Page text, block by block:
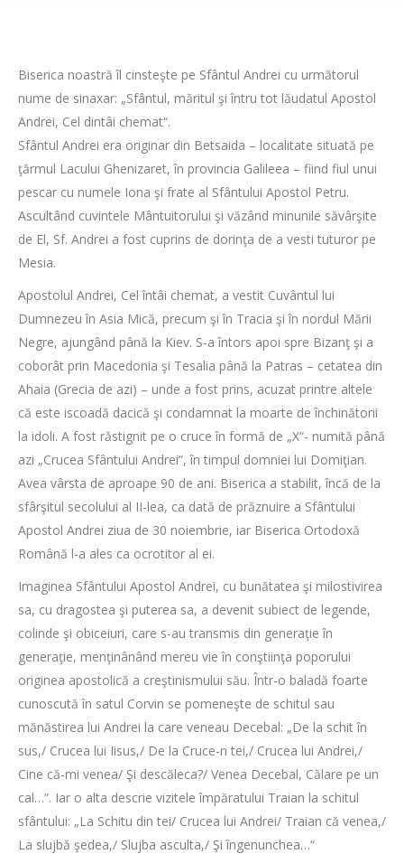
Biserica noastră îl cinsteşte pe Sfântul Andrei cu următorul
nume de sinaxar: „Sfântul, măritul şi întru tot lăudatul Apostol
Andrei, Cel dintâi chemat“.
Sfântul Andrei era originar din Betsaida – localitate situată pe
ţărmul Lacului Ghenizaret, în provincia Galileea – fiind fiul unui
pescar cu numele Iona şi frate al Sfântului Apostol Petru.
Ascultând cuvintele Mântuitorului şi văzând minunile săvârşite
de El, Sf. Andrei a fost cuprins de dorinţa de a vesti tuturor pe
Mesia.
Apostolul Andrei, Cel întâi chemat, a vestit Cuvântul lui
Dumnezeu în Asia Mică, precum şi în Tracia şi în nordul Mării
Negre, ajungând până la Kiev. S-a întors apoi spre Bizanţ şi a
coborât prin Macedonia şi Tesalia până la Patras – cetatea din
Ahaia (Grecia de azi) – unde a fost prins, acuzat printre altele
că este iscoadă dacică şi condamnat la moarte de închinătorii
la idoli. A fost răstignit pe o cruce în formă de „X“- numită până
azi „Crucea Sfântului Andrei“, în timpul domniei lui Domiţian.
Avea vârsta de aproape 90 de ani. Biserica a stabilit, încă de la
sfârşitul secolului al II-lea, ca dată de prăznuire a Sfântului
Apostol Andrei ziua de 30 noiembrie, iar Biserica Ortodoxă
Română l-a ales ca ocrotitor al ei.
Imaginea Sfântului Apostol Andrei, cu bunătatea şi milostivirea
sa, cu dragostea şi puterea sa, a devenit subiect de legende,
colinde şi obiceiuri, care s-au transmis din generaţie în
generaţie, menţinânând mereu vie în conştiinţa poporului
originea apostolică a creştinismului său. Într-o baladă foarte
cunoscută în satul Corvin se pomeneşte de schitul sau
mănăstirea lui Andrei la care veneau Decebal: „De la schit în
sus,/ Crucea lui Iisus,/ De la Cruce-n tei,/ Crucea lui Andrei,/
Cine că-mi venea/ Şi descăleca?/ Venea Decebal, Călare pe un
cal…“. Iar o alta descrie vizitele împăratului Traian la schitul
sfântului: „La Schitu din tei/ Crucea lui Andrei/ Traian că venea,/
La slujbă şedea,/ Slujba asculta,/ Şi îngenunchea…“